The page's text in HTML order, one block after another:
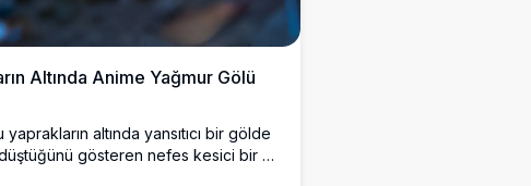
Altında Anime Yağmur Gölü
altında yansıtıcı bir gölde
gösteren nefes kesici bir 4K
Sisli atmosferden süzülen yumuşak